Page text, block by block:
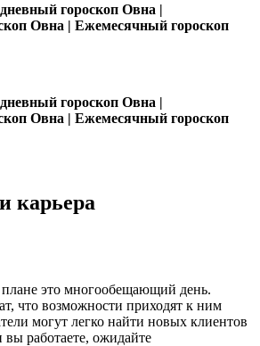
гороскоп Овна |
Овна | Ежемесячный гороскоп
гороскоп Овна |
Овна | Ежемесячный гороскоп
карьера
это многообещающий день.
что возможности приходят к ним
могут легко найти новых клиентов
работаете, ожидайте